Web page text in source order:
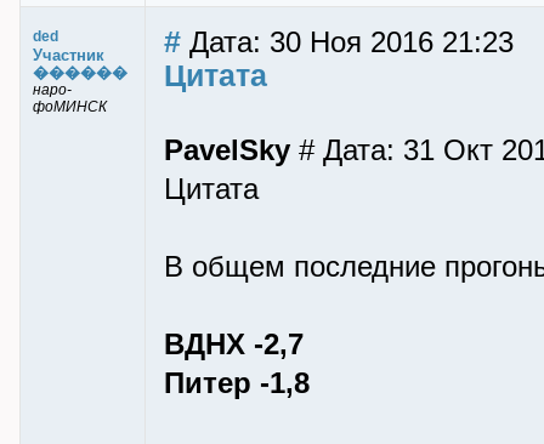
ded
Участник
������
наро-
фоМИНСК
# Дата: 30 Ноя 2016 21:23
Цитата
PavelSky # Дата: 31 Окт
Цитата
В общем последние
ВДНХ -2,7
Питер -1,8